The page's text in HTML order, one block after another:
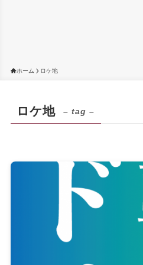
ホーム ロケ地
ロケ地 – tag –